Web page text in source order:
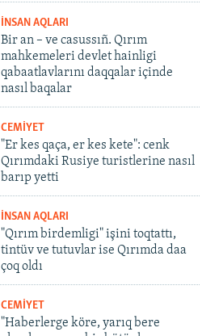
İNSAN AQLARI
Bir an – ve casussıñ. Qırım
mahkemeleri devlet hainligi
qabaatlavlarını daqqalar içinde
nasıl baqalar
CEMİYET
"Er kes qaça, er kes kete": cenk
Qırımdaki Rusiye turistlerine nasıl
barıp yetti
İNSAN AQLARI
"Qırım birdemligi" işini toqtattı,
tintüv ve tutuvlar ise Qırımda daa
çoq oldı
CEMİYET
"Haberlerge köre, yarıq bere